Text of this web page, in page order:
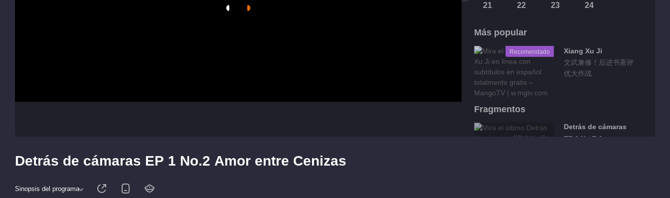
21 22 23 24
Más popular
Recomendado
Xiang Xu Ji
文武兼修！后进书斋评
优大作战
Fragmentos
Detrás de cámaras
EP 1 No.7 Amor
Detrás de cámaras EP 1 No.2 Amor entre Cenizas
Sinopsis del programa